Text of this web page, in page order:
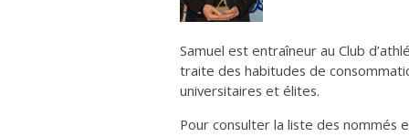
Samuel est entraîneur au Club
traite des habitudes de
universitaires et élites.
Pour consulter la liste des nommés